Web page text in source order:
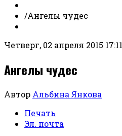
/Ангелы чудес
Четверг, 02 апреля 2015 17:11
Ангелы чудес
Автор Альбина Янкова
Печать
Эл. почта